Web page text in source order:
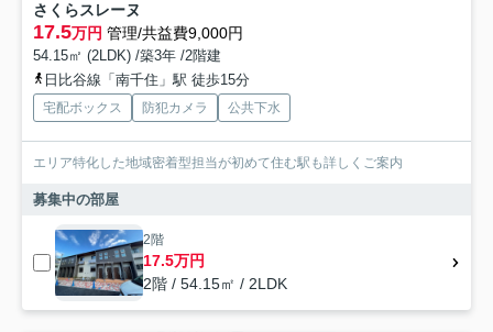
さくらスレーヌ
17.5万円 管理/共益費9,000円
54.15㎡ (2LDK) /築3年 /2階建
日比谷線「南千住」駅 徒歩15分
宅配ボックス 防犯カメラ 公共下水
エリア特化した地域密着型担当が初めて住む駅も詳しくご案内
募集中の部屋
2階
17.5万円
2階 / 54.15㎡ / 2LDK